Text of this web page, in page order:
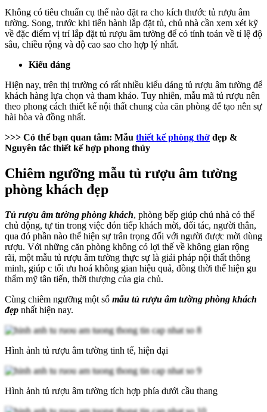
Không có tiêu chuẩn cụ thể nào đặt ra cho kích thước tủ rượu âm
tường. Song, trước khi tiến hành lắp đặt tủ, chủ nhà cần xem xét kỹ
về đặc điểm vị trí lắp đặt tủ rượu âm tường để có tính toán về tỉ lệ độ
sâu, chiều rộng và độ cao sao cho hợp lý nhất.
Kiểu dáng
Hiện nay, trên thị trường có rất nhiều kiểu dáng tủ rượu âm tường để
khách hàng lựa chọn và tham khảo. Tuy nhiên, mẫu mã tủ rượu nên
theo phong cách thiết kế nội thất chung của căn phòng để tạo nên sự
hài hòa và đồng nhất.
>>> Có thể bạn quan tâm: Mẫu thiết kế phòng thờ đẹp &
Nguyên tắc thiết kế hợp phong thủy
Chiêm ngưỡng mẫu tủ rượu âm tường
phòng khách đẹp
Tủ rượu âm tường phòng khách, phòng bếp giúp chủ nhà có thể
chủ động, tự tin trong việc đón tiếp khách mời, đối tác, người thân,
qua đó phần nào thể hiện sự trân trọng đối với người được mời dùng
rượu. Với những căn phòng không có lợi thế về không gian rộng
rãi, một mẫu tủ rượu âm tường thực sự là giải pháp nội thất thông
minh, giúp c tối ưu hoá không gian hiệu quả, đồng thời thể hiện gu
thẩm mỹ tân tiến, thời thượng của gia chủ.
Cùng chiêm ngưỡng một số mẫu tủ rượu âm tường phòng khách
đẹp nhất hiện nay.
Hình ảnh tủ rượu âm tường tinh tế, hiện đại
Hình ảnh tủ rượu âm tường tích hợp phía dưới cầu thang